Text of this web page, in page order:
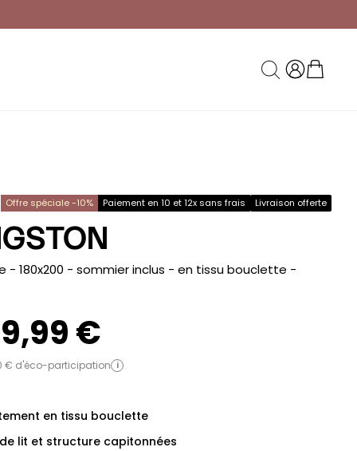
Offre spéciale -10% Paiement en 10 et 12x sans frais Livraison offerte
- 180x200 - sommier inclus - en tissu bouclette -
€
€ d'éco-participation i
en tissu bouclette
lit et structure capitonnées